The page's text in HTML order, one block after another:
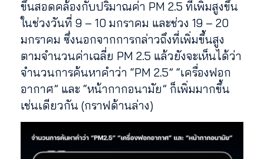
ขึ้นสอดคล้องกับปริมาณค่า PM 2.5 ที่เพิ่มสูงขึ้น
ในช่วงวันที่ 9 – 10 มกราคม และช่วง 19 – 20
มกราคม ซึ่งนอกจากการกล่าวถึงที่เพิ่มขึ้นสูง
ตามจำนวนค่าเฉลี่ย PM 2.5 แล้วยังจะเห็นได้ว่า
จำนวนการค้นหาคำว่า “PM 2.5” “เครื่องฟอก
อากาศ” และ “หน้ากากอนามัย” ก็เพิ่มมากขึ้น
เช่นเดียวกัน (กราฟด้านล่าง)